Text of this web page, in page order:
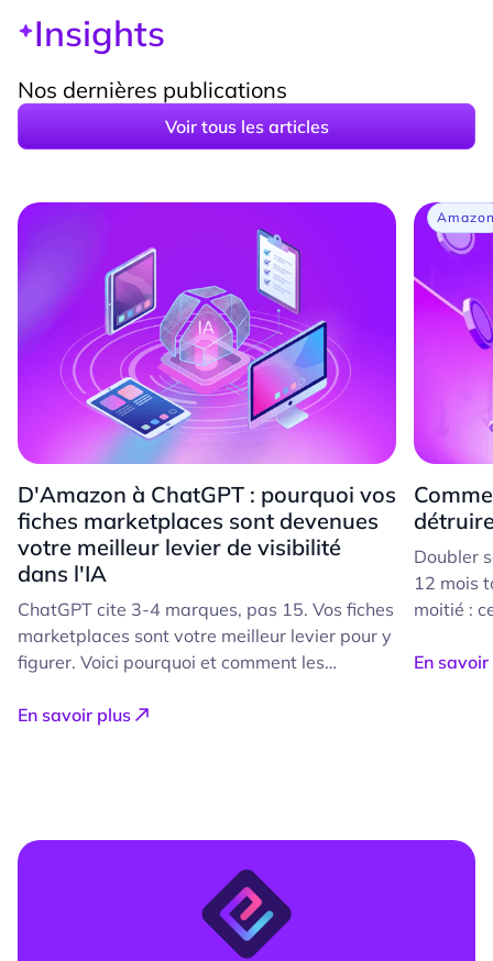
Insights
Nos dernières publications
Voir tous les articles
D'Amazon à ChatGPT : pourquoi vos
fiches marketplaces sont devenues
votre meilleur levier de visibilité
dans l'IA
ChatGPT cite 3-4 marques, pas 15. Vos fiches
marketplaces sont votre meilleur levier pour y
figurer. Voici pourquoi et comment les
Avant même d'atterrir sur une marketplace,
produit.
En savoir plus
Doubler
12 mois
moitié :
En